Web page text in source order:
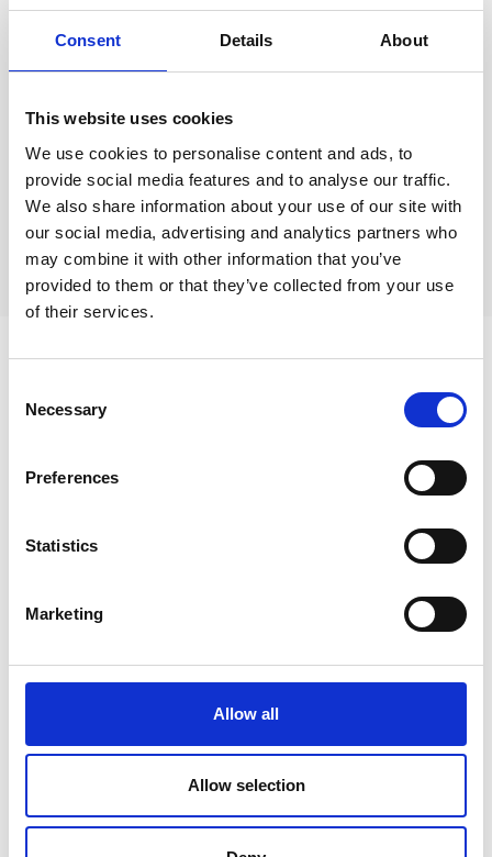
Consent Details About
This website uses cookies
We use cookies to personalise content and ads, to
provide social media features and to analyse our traffic.
We also share information about your use of our site with
our social media, advertising and analytics partners who
may combine it with other information that you’ve
provided to them or that they’ve collected from your use
of their services.
Selection
Necessary
Preferences
Statistics
Marketing
Allow all
Allow selection
Lähetä kommentti
Kommentit (0)
Ei kommentteja
Aiheeseen liittyvät
#aurinkovoima #tuulivoima
Ruotsin uusiutuvan energian menot elpyvät